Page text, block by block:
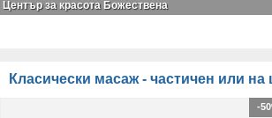
Център за красота Божествена
Класически масаж - частичен или на
-